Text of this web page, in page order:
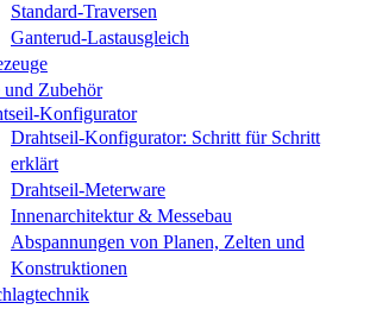
Standard-Traversen
Ganterud-Lastausgleich
und Zubehör
Konfigurator
Drahtseil-Konfigurator: Schritt für Schritt
erklärt
Drahtseil-Meterware
Innenarchitektur & Messebau
Abspannungen von Planen, Zelten und
Konstruktionen